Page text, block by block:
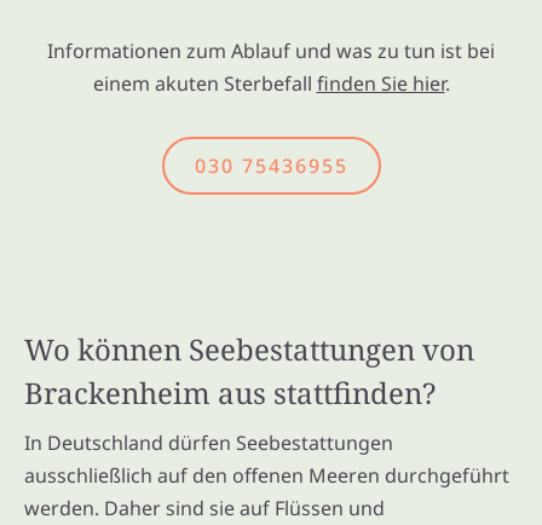
Informationen zum Ablauf und was zu tun ist bei
einem akuten Sterbefall finden Sie hier.
030 75436955
Wo können Seebestattungen von
Brackenheim aus stattfinden?
In Deutschland dürfen Seebestattungen
ausschließlich auf den offenen Meeren durchgeführt
werden. Daher sind sie auf Flüssen und